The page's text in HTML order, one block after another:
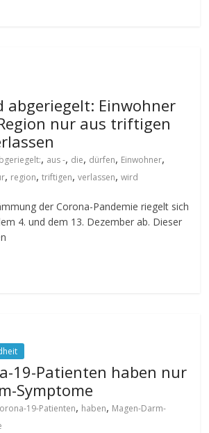
abgeriegelt: Einwohner
nur aus triftigen
, aus -, die, dürfen, Einwohner,
, region,triftigen,verlassen,wird
der Corona-Pandemie riegelt sich
4. und dem 13. Dezember ab. Dieser
19-Patienten haben nur
Symptome
19-Patienten, haben, Magen-Darm-